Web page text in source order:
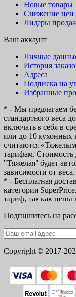
Новые товары
Снижение цен
Лидеры
Ваш аккаунт
Личные
История
Адреса
Подписка на
Избранные
* - Мы предлагаем
стандартного веса
включать в себя в
или до 10 кухонных
считаются
тарифам. Стоимость
"Тяжелая" будет
зависимости от веса.
* - Бесплатная
категории
тариф, так как
Подпишитесь на
Copyright © 2017-